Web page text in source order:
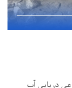
دریایی آب